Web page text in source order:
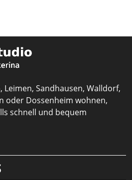
Leimen, Sandhausen, Walldorf,
oder Dossenheim wohnen,
schnell und bequem